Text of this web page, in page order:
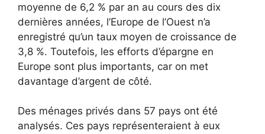
moyenne de 6,2 % par an au cours des dix
dernières années, l’Europe de l’Ouest n’a
enregistré qu’un taux moyen de croissance de
3,8 %. Toutefois, les efforts d’épargne en
Europe sont plus importants, car on met
davantage d’argent de côté.
Des ménages privés dans 57 pays ont été
analysés. Ces pays représenteraient à eux